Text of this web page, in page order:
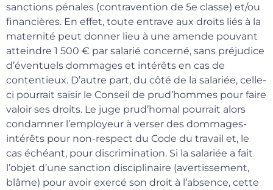
sanctions pénales (contravention de 5e classe) et/ou
financières. En effet, toute entrave aux droits liés à la
maternité peut donner lieu à une amende pouvant
atteindre 1 500 € par salarié concerné, sans préjudice
d’éventuels dommages et intérêts en cas de
contentieux. D’autre part, du côté de la salariée, celle-
ci pourrait saisir le Conseil de prud’hommes pour faire
valoir ses droits. Le juge prud’homal pourrait alors
condamner l’employeur à verser des dommages-
intérêts pour non-respect du Code du travail et, le
cas échéant, pour discrimination. Si la salariée a fait
l’objet d’une sanction disciplinaire (avertissement,
blâme) pour avoir exercé son droit à l’absence, cette